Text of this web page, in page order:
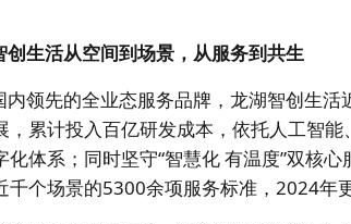
创生活从空间到场景，从服务到共生
内领先的全业态服务品牌，龙湖智创生
，累计投入百亿研发成本，依托人工智
化体系；同时坚守“智慧化 有温度”双核
千个场景的5300余项服务标准，2024年